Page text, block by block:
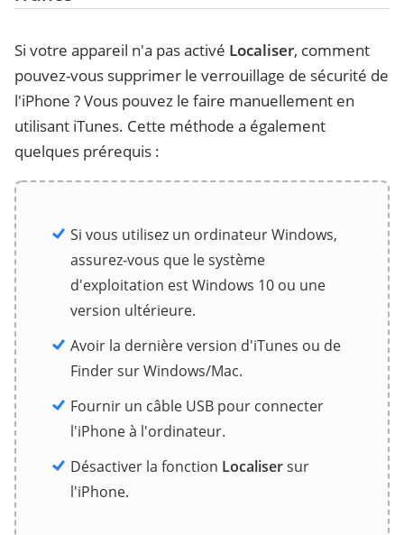
Si votre appareil n'a pas activé Localiser, comment
pouvez-vous supprimer le verrouillage de sécurité de
l'iPhone ? Vous pouvez le faire manuellement en
utilisant iTunes. Cette méthode a également
quelques prérequis :
Si vous utilisez un ordinateur Windows,
assurez-vous que le système
d'exploitation est Windows 10 ou une
version ultérieure.
Avoir la dernière version d'iTunes ou de
Finder sur Windows/Mac.
Fournir un câble USB pour connecter
l'iPhone à l'ordinateur.
Désactiver la fonction Localisersur
l'iPhone.